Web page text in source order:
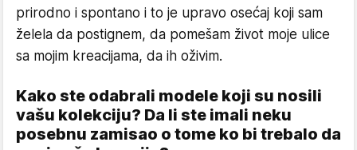
prirodno i spontano i to je upravo osećaj koji sam
želela da postignem, da pomešam život moje ulice
sa mojim kreacijama, da ih oživim.
Kako ste odabrali modele koji su nosili
vašu kolekciju? Da li ste imali neku
posebnu zamisao o tome ko bi trebalo da